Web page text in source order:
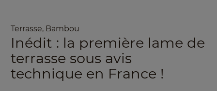
Terrasse, Bambou
Inédit : la première lame de
terrasse sous avis
technique en France !